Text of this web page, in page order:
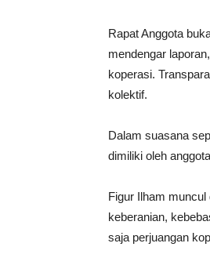
Rapat Anggota
mendengar
koperasi.
kolektif.
Dalam suasana
dimiliki oleh
Figur Ilham
keberanian,
saja perjuangan